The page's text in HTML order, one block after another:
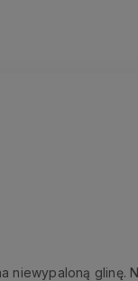
niewypaloną